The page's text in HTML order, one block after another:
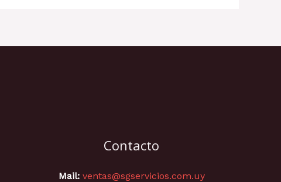
Contacto
Mail: ventas@sgservicios.com.uy